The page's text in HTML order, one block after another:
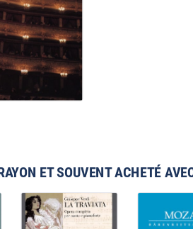
ET SOUVENT ACHETÉ